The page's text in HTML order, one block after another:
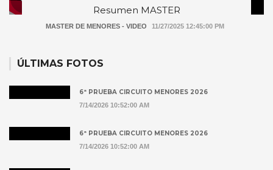
Resumen MASTER
MASTER DE MENORES - VIDEO 11/27/2025 12:45:00 PM
ÚLTIMAS FOTOS
6ª PRUEBA CIRCUITO MENORES 2026
7/14/2026 10:52:00 AM
6ª PRUEBA CIRCUITO MENORES 2026
7/14/2026 10:52:00 AM